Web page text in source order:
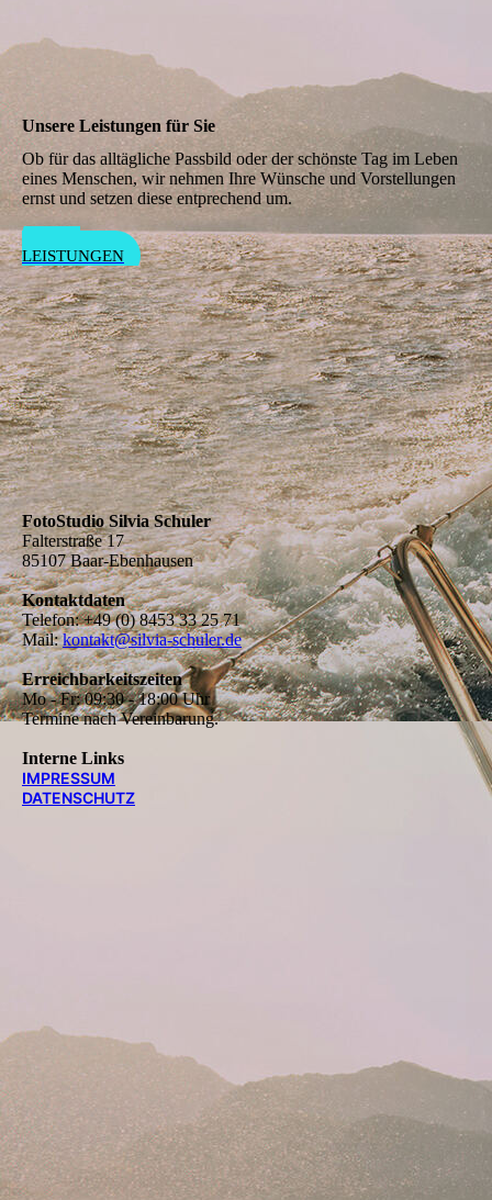
Unsere Leistungen für Sie
Ob für das alltägliche Passbild oder der schönste Tag im Leben
eines Menschen, wir nehmen Ihre Wünsche und Vorstellungen
ernst und setzen diese entprechend um.
LEISTUNGEN
FotoStudio Silvia Schuler
Falterstraße 17
85107 Baar-Ebenhausen
Kontaktdaten
Telefon: +49 (0) 8453 33 25 71
Mail:kontakt@silvia-schuler.de
Erreichbar­keitszeiten
Mo - Fr: 09:30 - 18:00 Uhr
Termine nach Vereinbarung.
Interne Links
IMPRESSUM
DATENSCHUTZ